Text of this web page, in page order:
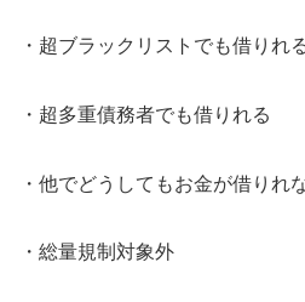
・超ブラックリストでも借りれ
・超多重債務者でも借りれる
・他でどうしてもお金が借りれ
・総量規制対象外